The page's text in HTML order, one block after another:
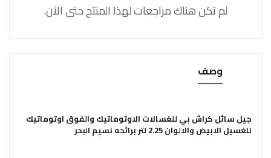
لم تكن هناك مراجعات لهذا المنتج حتى الآن.
وصف
جيل سائل كراش بي للغسالات الاوتوماتيك والفوق اوتوماتيك
للغسيل الابيض والالوان 2.25 لتر برائحه نسيم البحر